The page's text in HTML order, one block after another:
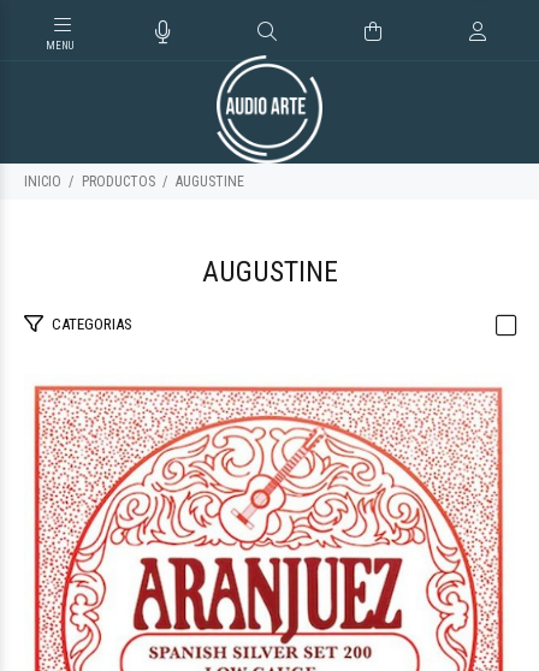
INICIO PRODUCTOS AUGUSTINE
AUGUSTINE
CATEGORIAS
$24.12370